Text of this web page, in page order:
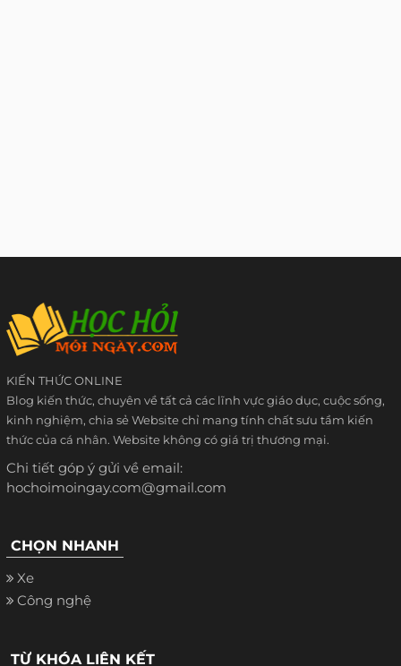
KIẾN THỨC ONLINE
Blog kiến thức, chuyên về tất cả các lĩnh vực giáo dục, cuộc sống,
kinh nghiệm, chia sẻ Website chỉ mang tính chất sưu tầm kiến
thức của cá nhân. Website không có giá trị thương mại.
Chi tiết góp ý gửi về email:
hochoimoingay.com@gmail.com
CHỌN NHANH
Xe
Công nghệ
TỪ KHÓA LIÊN KẾT